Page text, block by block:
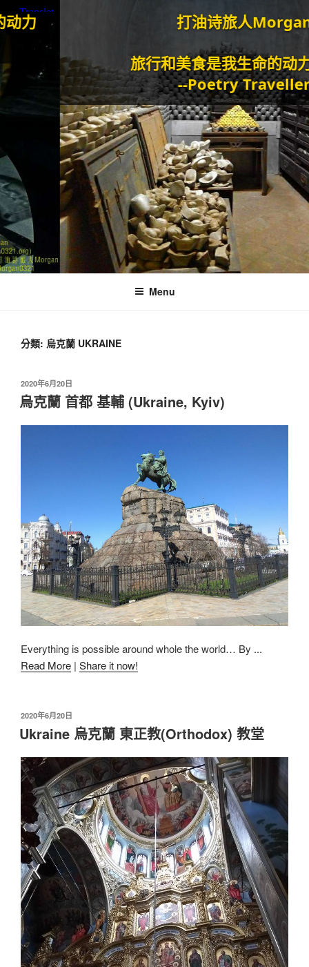
打油诗旅人Morgan
旅行和美食是我生命的动力泉源。
--Poetry Traveller
Menu
分類: 烏克蘭 UKRAINE
2020年6月20日
烏克蘭 首都 基輔 (Ukraine, Kyiv)
Everything is possible around whole the world… By ...
Read More | Share it now!
2020年6月20日
Ukraine 烏克蘭 東正教(Orthodox) 教堂